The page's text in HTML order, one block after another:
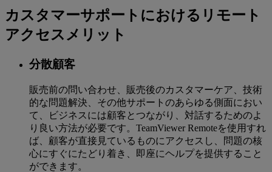
カスタマーサポートにおけるリモート
アクセスメリット
分散顧客
販売前の問い合わせ、販売後のカスタマーケア、技術
的な問題解決、その他サポートのあらゆる側面におい
て、ビジネスには顧客とつながり、対話するためのよ
り良い方法が必要です。TeamViewer Remoteを使用すれ
ば、顧客が直接見ているものにアクセスし、問題の核
心にすぐにたどり着き、即座にヘルプを提供すること
ができます。